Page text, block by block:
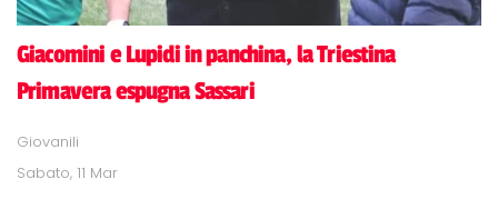
Giacomini e Lupidi in panchina, la Triestina
Primavera espugna Sassari
Giovanili
Sabato, 11 Mar